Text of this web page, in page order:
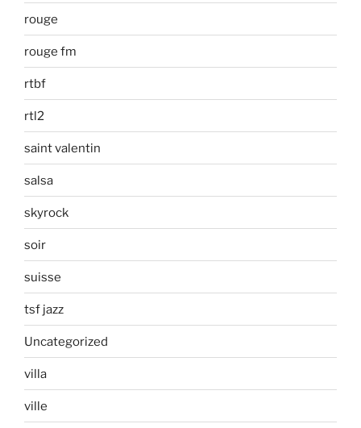
rouge
rouge fm
rtbf
rtl2
saint valentin
salsa
skyrock
soir
suisse
tsf jazz
Uncategorized
villa
ville